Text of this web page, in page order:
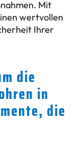
Mit
wertvollen
Ihrer
die
in
die